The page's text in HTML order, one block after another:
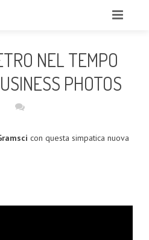
NEL TEMPO
PHOTOS
con questa simpatica nuova